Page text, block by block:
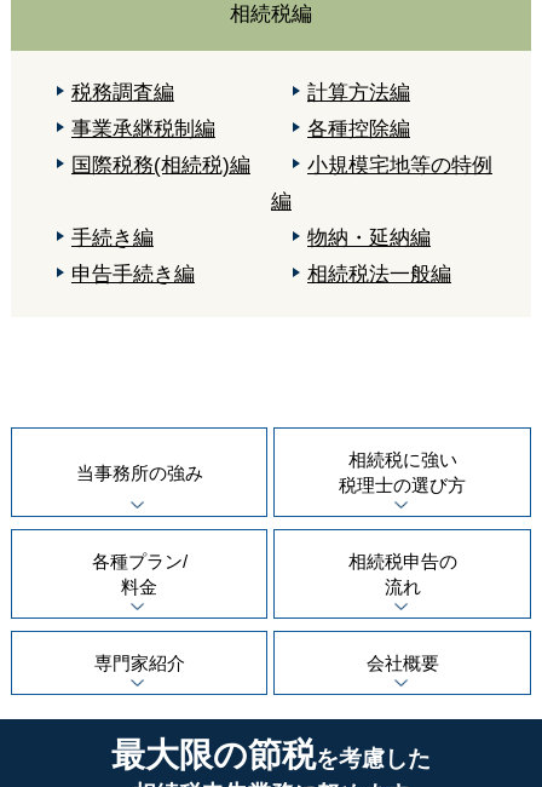
相続税編
税務調査編
計算方法編
事業承継税制編
各種控除編
国際税務(相続税)編
小規模宅地等の特例
編
手続き編
物納・延納編
申告手続き編
相続税法一般編
当事務所の強み
相続税に強い
税理士の選び方
各種プラン/
料金
相続税申告の
流れ
専門家紹介 会社概要
最大限の節税を考慮した